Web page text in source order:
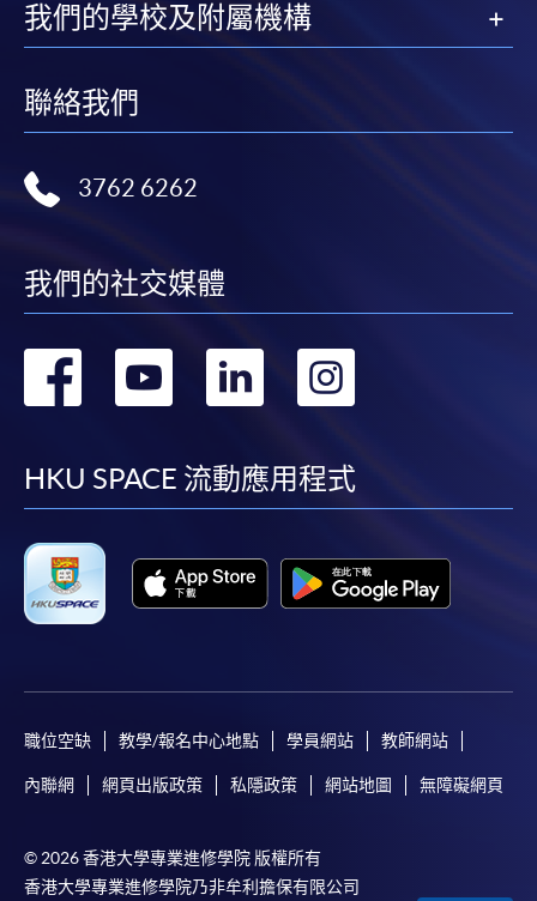
我們的學校及附屬機構
聯絡我們
3762 6262
我們的社交媒體
轉
facebook
轉
youtube
轉
linkedin
HKU SPACE 流動應用程式
職位空缺 教學/報名中心地點 學員網站 教師網站
內聯網 網頁出版政策 私隱政策 網站地圖 無障礙網頁
© 2026 香港大學專業進修學院 版權所有
香港大學專業進修學院乃非牟利擔保有限公司